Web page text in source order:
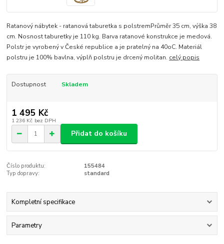
Ratanový nábytek - ratanová taburetka s polstremPrůměr 35 cm, výška 38
cm. Nosnost taburetky je 110 kg. Barva ratanové konstrukce je medová.
Polstr je vyrobený v České republice a je pratelný na 40oC. Materiál
polstru je 100% bavlna, výplň polstru je drcený molitan. celý popis
Dostupnost Skladem
1 495 Kč
1 236 Kč bez DPH
Přidat do košíku
Číslo produktu:
155484
Typ dopravy:
standard
Kompletní specifikace
Parametry